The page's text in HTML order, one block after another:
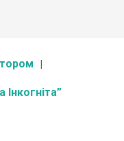
Інкогніта”